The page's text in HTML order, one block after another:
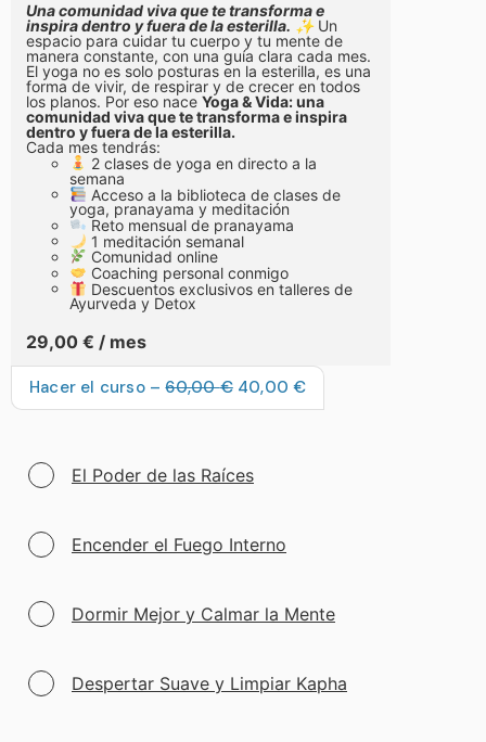
Una comunidad viva que te transforma e
inspira dentro y fuera de la esterilla. ✨Un
espacio para cuidar tu cuerpo y tu mente de
manera constante, con una guía clara cada mes.
El yoga no es solo posturas en la esterilla, es una
forma de vivir, de respirar y de crecer en todos
los planos. Por eso nace Yoga & Vida: una
comunidad viva que te transforma e inspira
dentro y fuera de la esterilla.
Cada mes tendrás:
2 clases de yoga en directo a la
semana
Acceso a la biblioteca de clases de
yoga, pranayama y meditación
Reto mensual de pranayama
1 meditación semanal
Comunidad online
Coaching personal conmigo
Descuentos exclusivos en talleres de
Ayurveda y Detox
29,00 € / mes
Hacer el curso –60,00€ 40,00€
El Poder de las Raíces
Encender el Fuego Interno
Dormir Mejor y Calmar la Mente
Despertar Suave y Limpiar Kapha